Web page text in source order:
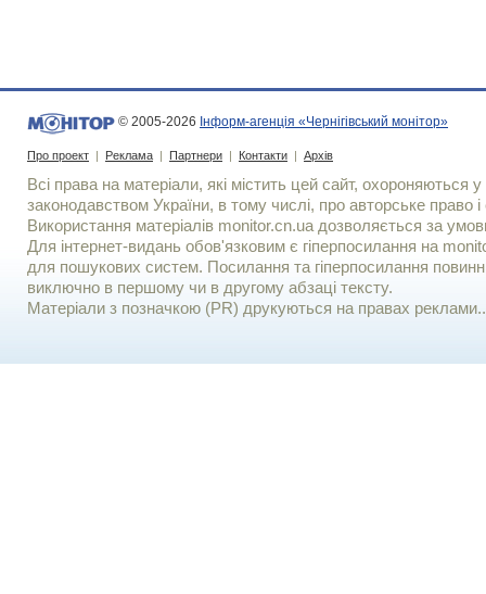
© 2005-2026 Інформ-агенція «Чернігівський монітор»
Про проект | Реклама | Партнери | Контакти | Архів
Всі права на матеріали, які містить цей сайт, охороняються у
законодавством України, в тому числі, про авторське право і
Використання матерiалiв monitor.cn.ua дозволяється за
Для iнтернет-видань обов'язковим є гiперпосилання на
для пошукових систем. Посилання та гіперпосилання
виключно в першому чи в другому абзаці тексту.
Матеріали з позначкою (PR) друкуються на правах реклами..